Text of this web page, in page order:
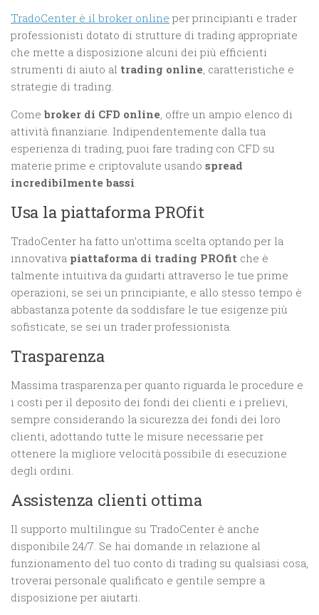
TradoCenter è il broker online per principianti e trader
professionisti dotato di strutture di trading appropriate
che mette a disposizione alcuni dei più efficienti
strumenti di aiuto al trading online, caratteristiche e
strategie di trading.
Come broker di CFD online, offre un ampio elenco di
attività finanziarie. Indipendentemente dalla tua
esperienza di trading, puoi fare trading con CFD su
materie prime e criptovalute usando spread
incredibilmente bassi.
Usa la piattaforma PROfit
TradoCenter ha fatto un’ottima scelta optando per la
innovativa piattaforma di trading PROfit che è
talmente intuitiva da guidarti attraverso le tue prime
operazioni, se sei un principiante, e allo stesso tempo è
abbastanza potente da soddisfare le tue esigenze più
sofisticate, se sei un trader professionista.
Trasparenza
Massima trasparenza per quanto riguarda le procedure e
i costi per il deposito dei fondi dei clienti e i prelievi,
sempre considerando la sicurezza dei fondi dei loro
clienti, adottando tutte le misure necessarie per
ottenere la migliore velocità possibile di esecuzione
degli ordini.
Assistenza clienti ottima
Il supporto multilingue su TradoCenter è anche
disponibile 24/7. Se hai domande in relazione al
funzionamento del tuo conto di trading su qualsiasi cosa,
troverai personale qualificato e gentile sempre a
disposizione per aiutarti.